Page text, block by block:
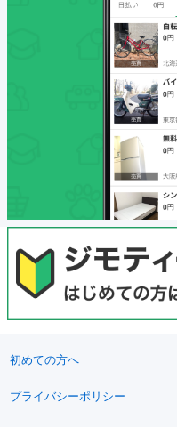
初めての方へ
プライバシーポリシー